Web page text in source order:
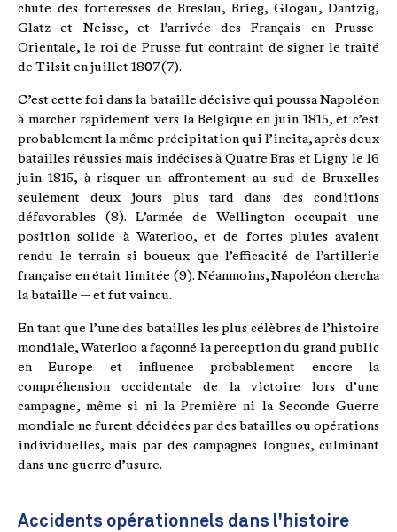
chute des forteresses de Breslau, Brieg, Glogau, Dantzig,
Glatz et Neisse, et l’arrivée des Français en Prusse-
Orientale, le roi de Prusse fut contraint de signer le traité
de Tilsit en juillet 1807 (7).
C’est cette foi dans la bataille décisive qui poussa Napoléon
à marcher rapidement vers la Belgique en juin 1815, et c’est
probablement la même précipitation qui l’incita, après deux
batailles réussies mais indécises à Quatre Bras et Ligny le 16
juin 1815, à risquer un affrontement au sud de Bruxelles
seulement deux jours plus tard dans des conditions
défavorables (8). L’armée de Wellington occupait une
position solide à Waterloo, et de fortes pluies avaient
rendu le terrain si boueux que l’efficacité de l’artillerie
française en était limitée (9). Néanmoins, Napoléon chercha
la bataille — et fut vaincu.
En tant que l’une des batailles les plus célèbres de l’histoire
mondiale, Waterloo a façonné la perception du grand public
en Europe et influence probablement encore la
compréhension occidentale de la victoire lors d’une
campagne, même si ni la Première ni la Seconde Guerre
mondiale ne furent décidées par des batailles ou opérations
individuelles, mais par des campagnes longues, culminant
dans une guerre d’usure.
Accidents opérationnels dans l'histoire